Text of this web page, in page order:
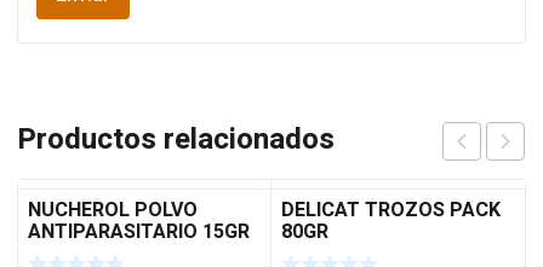
Productos relacionados
NUCHEROL POLVO
ANTIPARASITARIO 15GR
5062
DELICAT TROZOS PACK
80GR